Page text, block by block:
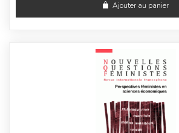
Ajouter au panier